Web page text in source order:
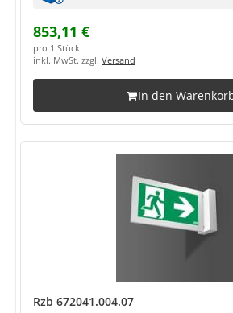
853,11 €
pro 1 Stück
inkl. MwSt. zzgl. Versand
In den
Rzb 672041.004.07